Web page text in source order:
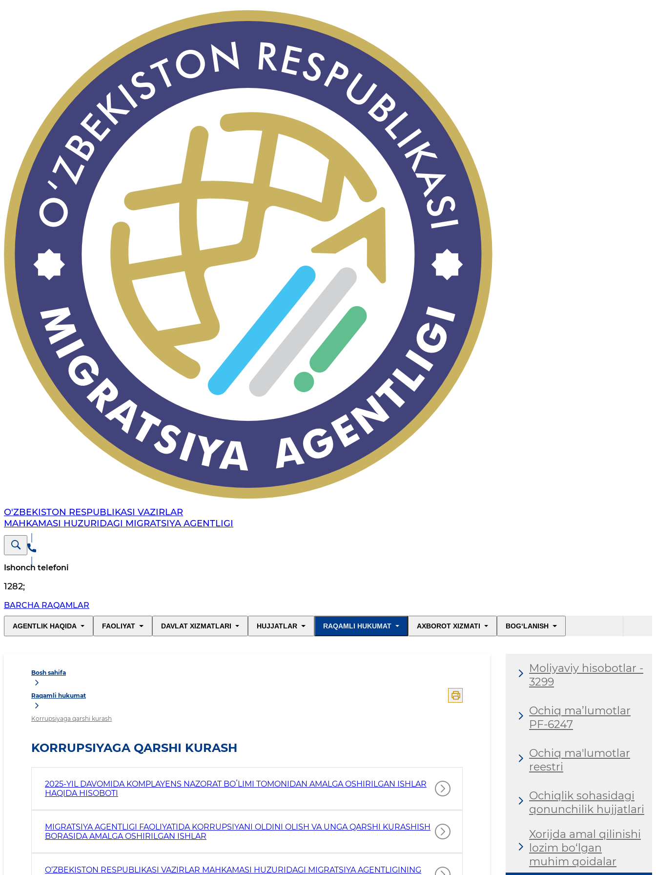
O'ZBEKISTON RESPUBLIKASI VAZIRLAR
MAHKAMASI HUZURIDAGI MIGRATSIYA AGENTLIGI
Ishonch telefoni
1282;
BARCHA RAQAMLAR
AGENTLIK HAQIDA FAOLIYAT DAVLAT XIZMATLARI HUJJATLAR RAQAMLI HUKUMAT AXBOROT XIZMATI BOG‘LANISH
Bosh sahifa
Raqamli hukumat
Korrupsiyaga qarshi kurash
KORRUPSIYAGA QARSHI KURASH
2025-YIL DAVOMIDA KOMPLAYENS NAZORAT BOʻLIMI TOMONIDAN AMALGA OSHIRILGAN ISHLAR
HAQIDA HISOBOTI
MIGRATSIYA AGENTLIGI FAOLIYATIDA KORRUPSIYANI OLDINI OLISH VA UNGA QARSHI KURASHISH
BORASIDA AMALGA OSHIRILGAN ISHLAR
O‘ZBEKISTON RESPUBLIKASI VAZIRLAR MAHKAMASI HUZURIDAGI MIGRATSIYA AGENTLIGINING
Moliyaviy hisobotlar -
3299
Ochiq ma’lumotlar
PF-6247
Ochiq ma'lumotlar
reestri
Ochiqlik sohasidagi
qonunchilik hujjatlari
Xorijda amal qilinishi
lozim bo‘lgan
muhim qoidalar